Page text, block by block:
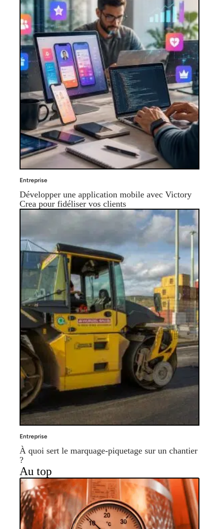
Entreprise
Développer une application mobile avec Victory
Crea pour fidéliser vos clients
Entreprise
À quoi sert le marquage-piquetage sur un chantier
?
Au top